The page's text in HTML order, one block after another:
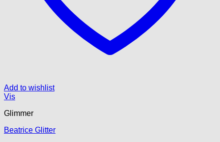
Add to wishlist
Vis
Glimmer
Beatrice Glitter